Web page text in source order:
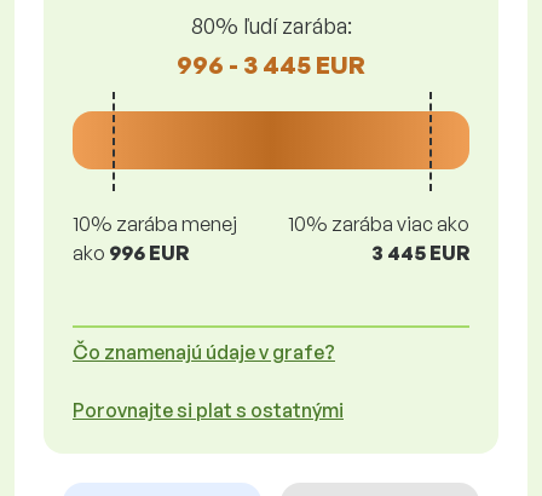
80% ľudí zarába:
996 - 3 445 EUR
10% zarába menej
ako 996 EUR
10% zarába viac ako
3 445 EUR
Čo znamenajú údaje v grafe?
Porovnajte si plat s ostatnými